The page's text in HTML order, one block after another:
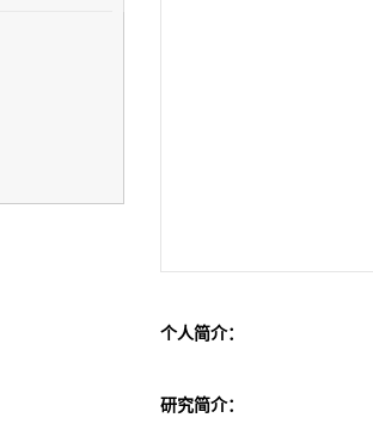
个人简介：
研究简介：